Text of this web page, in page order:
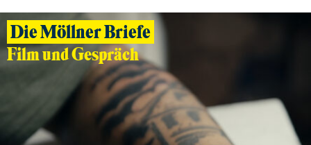
Die Möllner Briefe
Film und Gespräch